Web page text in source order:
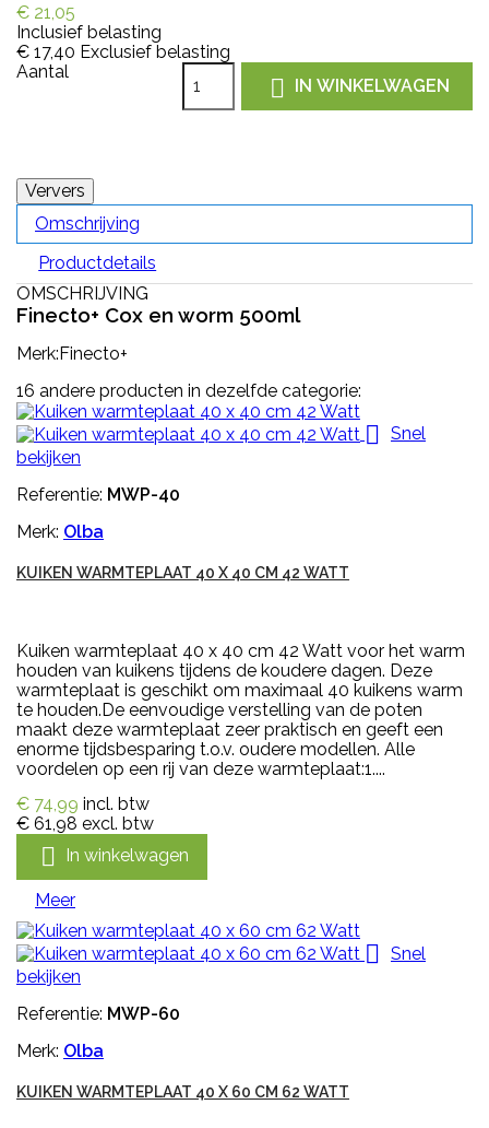
€ 21,05
Inclusief belasting
€ 17,40 Exclusief belasting
Aantal
 IN WINKELWAGEN
Omschrijving
Productdetails
OMSCHRIJVING
Finecto+ Cox en worm 500ml
Merk:Finecto+
16 andere producten in dezelfde categorie:
 Snel
bekijken
Referentie: MWP-40
Merk: Olba
KUIKEN WARMTEPLAAT 40 X 40 CM 42 WATT
Kuiken warmteplaat 40 x 40 cm 42 Watt voor het warm
houden van kuikens tijdens de koudere dagen. Deze
warmteplaat is geschikt om maximaal 40 kuikens warm
te houden.De eenvoudige verstelling van de poten
maakt deze warmteplaat zeer praktisch en geeft een
enorme tijdsbesparing t.o.v. oudere modellen. Alle
voordelen op een rij van deze warmteplaat:1....
€ 74,99 incl. btw
€ 61,98 excl. btw
 In winkelwagen
Meer

Snel
bekijken
Referentie: MWP-60
Merk: Olba
KUIKEN WARMTEPLAAT 40 X 60 CM 62 WATT